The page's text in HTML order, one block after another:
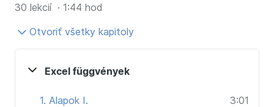
30 lekcií · 1:44 hod
Otvoriť všetky kapitoly
Excel függvények
1. Alapok I.
3:01